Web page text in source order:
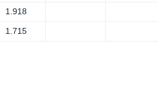
1.918
1.715